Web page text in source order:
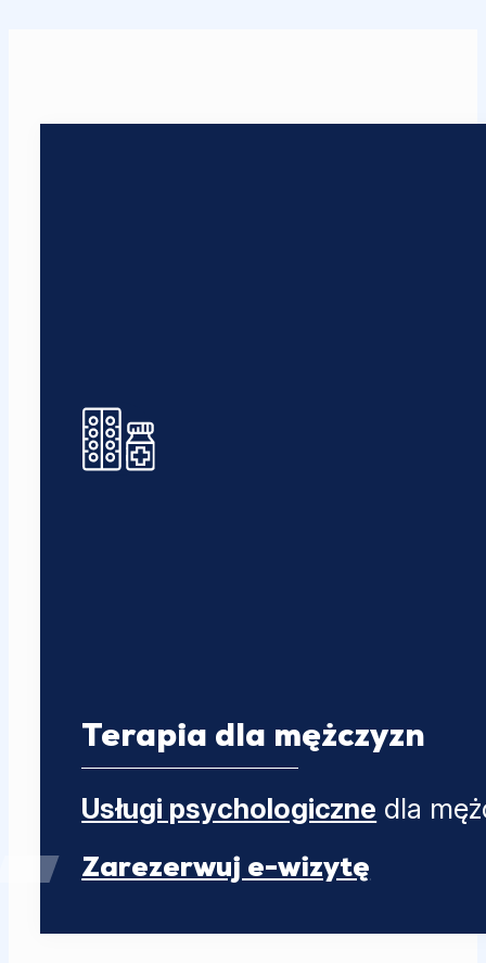
Terapia dla mężczyzn
Usługi psychologiczne dla
Zarezerwuj e-wizytę